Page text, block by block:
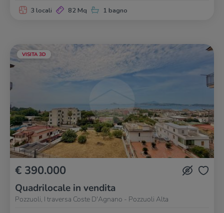
3 locali 82 Mq 1 bagno
VISITA 3D
€ 390.000
Quadrilocale in vendita
Pozzuoli, I traversa Coste D'Agnano - Pozzuoli Alta